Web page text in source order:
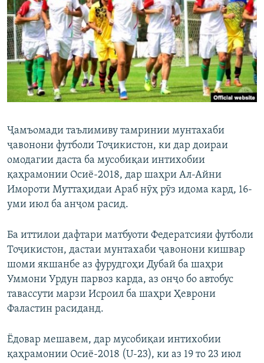
ГУЗОРИШҲОИ РАДИОӢ
Русский
ПАЙГИРӢ КУНЕД
Ҳамаи сомонаҳои RFE/RL
Ҷамъомади таълимиву тамринии мунтахаби
ҷавонони футболи Тоҷикистон, ки дар доираи
омодагии даста ба мусобиқаи интихобии
қаҳрамонии Осиё-2018, дар шаҳри Ал-Айни
Имороти Муттаҳидаи Араб нӯҳ рӯз идома кард, 16-
уми июл ба анҷом расид.
Ба иттилои дафтари матбуоти Федератсияи футболи
Тоҷикистон, дастаи мунтахаби ҷавонони кишвар
шоми якшанбе аз фурудгоҳи Дубай ба шаҳри
Уммони Урдун парвоз карда, аз онҷо бо автобус
тавассути марзи Исроил ба шаҳри Ҳеврони
Фаластин расиданд.
Ёдовар мешавем, дар мусобиқаи интихобии
қаҳрамонии Осиё-2018 (U-23), ки аз 19 то 23 июл